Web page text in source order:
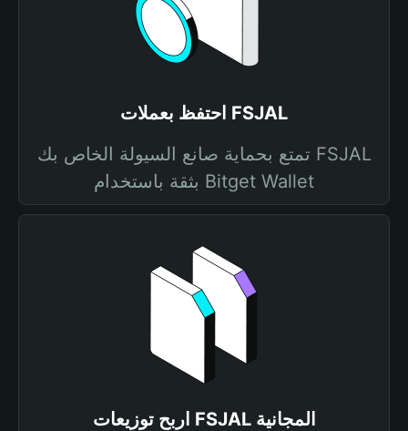
احتفظ بعملات FSJAL
تمتع بحماية صانع السيولة الخاص بك FSJAL
بثقة باستخدام Bitget Wallet
اربح توزيعات FSJAL المجانية